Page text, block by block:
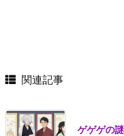
関連記事
ゲゲゲの